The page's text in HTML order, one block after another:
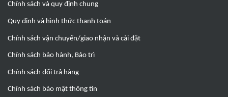
Chính sách và quy định chung
Quy định và hình thức thanh toán
Chính sách vận chuyển/giao nhận và cài đặt
Chính sách bảo hành, Bảo trì
Chính sách đổi trả hàng
Chính sách bảo mật thông tin